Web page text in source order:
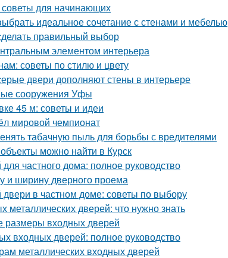
для начинающих
идеальное сочетание с стенами и мебелью
правильный выбор
элементом интерьера
советы по стилю и цвету
двери дополняют стены в интерьере
сооружения Уфы
45 м: советы и идеи
мировой чемпионат
табачную пыль для борьбы с вредителями
можно найти в Курск
частного дома: полное руководство
и ширину дверного проема
в частном доме: советы по выбору
дверей: что нужно знать
размеры входных дверей
входных дверей: полное руководство
металлических входных дверей